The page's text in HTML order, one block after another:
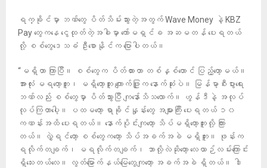
ရက္ခိုင်မှာ ဘဏ်တွေ ပိတ်သိမ်းသွားတဲ့အတွက် Wave Money နဲ့ KBZ
Pay တွေကနေ ငွေထုတ်တဲ့အခါမှာ ကော်မရှင်ခ အဆမတန် ပေးရတယ်
လို့ စစ်တွေဒေသခံ ဦးစောနိုင်က ပြောပါတယ်။
“မရှိတာ ကြာပြီ။ စစ်တွေက ပိတ်ထားတာ တစ်နှစ်တောင် ပြည့်တော့မယ်။
အားလုံး မရတော့ဘူး၊ မရှိတော့ဘူး ကျောက်ဖြူက နောက်ဆုံးပဲ။ မြန်မာ့စီးပွားရေး
ဘဏ်လည်း စစ်တွေမှာ ပိတ်သွားပြီ ကျနော်သိသလောက်။ ဟွန်ဒီနဲ့ အလုပ်
လုပ်ကြတာပေါ့။ ပထမတော့ ရာခိုင်နှုန်းတွေ အများကြီး ပေးရတယ် ၁၀
ကဏန်းအထိ ပေးရတယ်။ နောက်ပိုင်းကျတော့ သိပ်မရှိတော့ဘူးလို့ ကြား
တယ်။ လွှဲရင်တော့ စစ်တွေကတော့ သိပ်အခက်အခဲ မရှိဘူး။ ဖုန်းက
ရလိုက်တချက်၊ မရလိုက်တချက်၊ ဘာလို့လဲဆိုတော့ လေယာဉ်လမ်းကြောင်း
ရှိသေးတယ်လေ။ လွတ်မြောက်နယ်မြေတွေကျတော့ အခက်အခဲ ရှိတယ်။ ဒါ